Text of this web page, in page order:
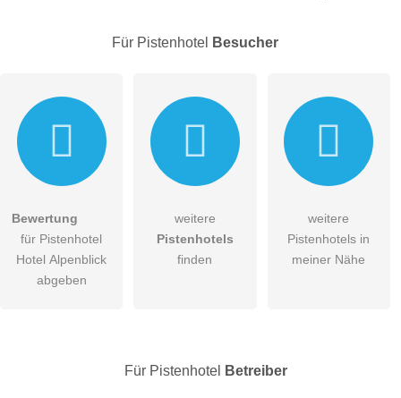
E-Mail-Adresse (wird nicht veröffentlicht)
Hiermit akzeptiere ich dieAGB
DieDatenschutzerklärung habe ich zur Kenntnis genommen.
Besucher sichtbar.
Für Pistenhotel Besucher
Bewertung
für Pistenhotel
Hotel Alpenblick
abgeben
weitere
Pistenhotels
finden
weitere
Pistenhotels in
meiner Nähe
Für Pistenhotel Betreiber